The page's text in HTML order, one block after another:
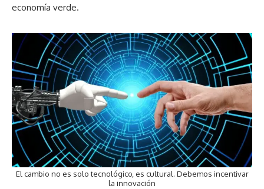
economía verde.
El cambio no es solo tecnológico, es cultural. Debemos incentivar
la innovación